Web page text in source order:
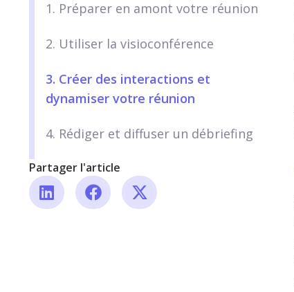
1. Préparer en amont votre réunion
2. Utiliser la visioconférence
3. Créer des interactions et
dynamiser votre réunion
4. Rédiger et diffuser un débriefing
Partager l'article